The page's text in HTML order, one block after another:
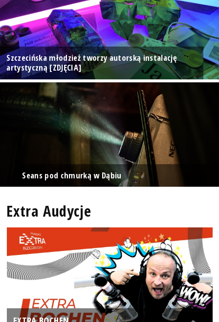
Szczecińska młodzież tworzy autorską instalację
artystyczną [ZDJĘCIA]
Seans pod chmurką w Dąbiu
Extra Audycje